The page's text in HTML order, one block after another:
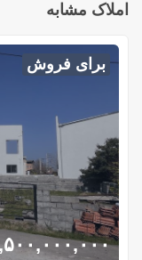
املاک مشابه
برای فروش